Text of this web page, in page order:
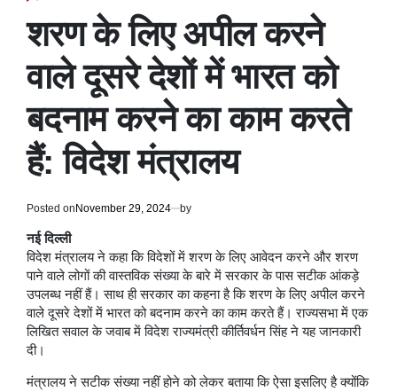
शरण के लिए अपील करने
वाले दूसरे देशों में भारत को
बदनाम करने का काम करते
हैं: विदेश मंत्रालय
Posted onNovember 29, 2024 by
नई दिल्ली
विदेश मंत्रालय ने कहा कि विदेशों में शरण के लिए आवेदन करने और शरण
पाने वाले लोगों की वास्तविक संख्या के बारे में सरकार के पास सटीक आंकड़े
उपलब्ध नहीं हैं। साथ ही सरकार का कहना है कि शरण के लिए अपील करने
वाले दूसरे देशों में भारत को बदनाम करने का काम करते हैं। राज्यसभा में एक
लिखित सवाल के जवाब में विदेश राज्यमंत्री कीर्तिवर्धन सिंह ने यह जानकारी
दी।
मंत्रालय ने सटीक संख्या नहीं होने को लेकर बताया कि ऐसा इसलिए है क्योंकि